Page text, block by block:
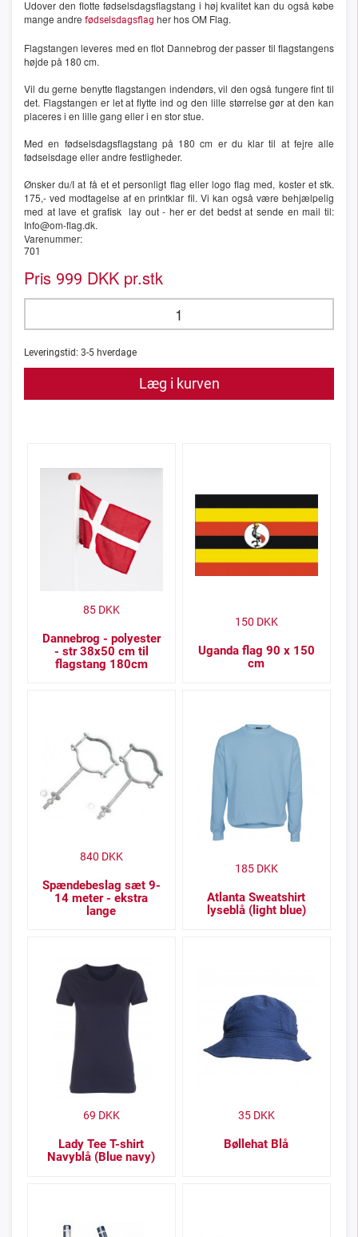
Udover den flotte fødselsdagsflagstang i høj kvalitet kan du også købe
mange andre fødselsdagsflag her hos OM Flag.
Flagstangen leveres med en flot Dannebrog der passer til flagstangens
højde på 180 cm.
Vil du gerne benytte flagstangen indendørs, vil den også fungere fint til
det. Flagstangen er let at flytte ind og den lille størrelse gør at den kan
placeres i en lille gang eller i en stor stue.
Med en fødselsdagsflagstang på 180 cm er du klar til at fejre alle
fødselsdage eller andre festligheder.
Ønsker du/I at få et et personligt flag eller logo flag med, koster et stk.
175,- ved modtagelse af en printklar fil. Vi kan også være behjælpelig
med at lave et grafisk lay out - her er det bedst at sende en mail til:
Info@om-flag.dk.
Varenummer:
701
Pris 999 DKK pr.stk
Leveringstid: 3-5 hverdage
Læg i kurven
Dannebrog - polyester
- str 38x50 cm til
flagstang 180cm
85DKK
Uganda flag 90 x 150
cm
150 DKK
Spændebeslag sæt 9-
14 meter - ekstra
lange
840 DKK
Atlanta Sweatshirt
lyseblå (light blue)
185DKK
Lady Tee T-shirt
Navyblå (Blue navy)
69 DKK
Bøllehat Blå
35DKK